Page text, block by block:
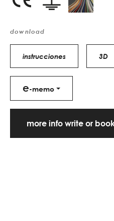
download
instrucciones 3D
e-memo
more info write or